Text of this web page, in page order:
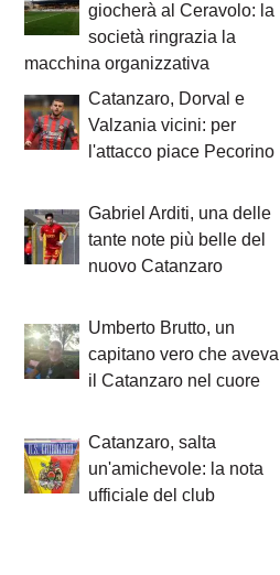
giocherà al Ceravolo: la
società ringrazia la
macchina organizzativa
Catanzaro, Dorval e
Valzania vicini: per
l'attacco piace Pecorino
Gabriel Arditi, una delle
tante note più belle del
nuovo Catanzaro
Umberto Brutto, un
capitano vero che aveva
il Catanzaro nel cuore
Catanzaro, salta
un'amichevole: la nota
ufficiale del club